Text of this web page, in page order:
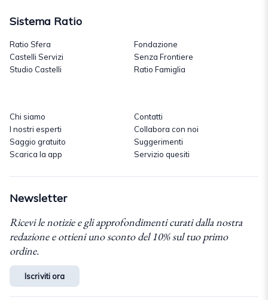
Sistema Ratio
Ratio Sfera
Castelli Servizi
Studio Castelli
Fondazione
Senza Frontiere
Ratio Famiglia
Chi siamo
I nostri esperti
Saggio gratuito
Scarica la app
Contatti
Collabora con noi
Suggerimenti
Servizio quesiti
Newsletter
Ricevi le notizie e gli approfondimenti curati dalla nostra
redazione e ottieni uno sconto del 10% sul tuo primo
ordine.
Iscriviti ora